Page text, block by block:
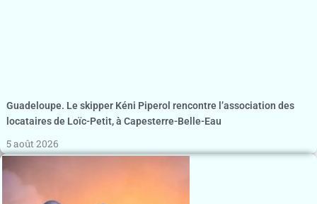
Guadeloupe. Le skipper Kéni Piperol rencontre l’association des
locataires de Loïc-Petit, à Capesterre-Belle-Eau
5 août 2026